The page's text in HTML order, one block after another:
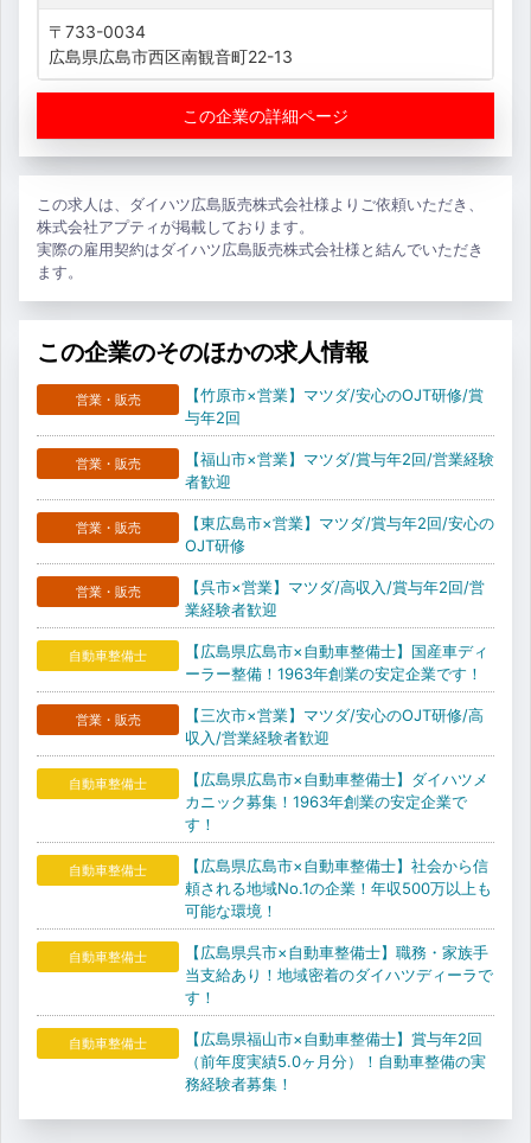
〒733-0034
広島県広島市西区南観音町22-13
この企業の詳細ページ
この求人は、ダイハツ広島販売株式会社様よりご依頼いただき、
株式会社アプティが掲載しております。
実際の雇用契約はダイハツ広島販売株式会社様と結んでいただき
ます。
この企業のそのほかの求人情報
営業・販売
【竹原市×営業】マツダ/安心のOJT研修/賞
与年2回
営業・販売
【福山市×営業】マツダ/賞与年2回/営業経験
者歓迎
営業・販売
【東広島市×営業】マツダ/賞与年2回/安心の
OJT研修
営業・販売
【呉市×営業】マツダ/高収入/賞与年2回/営
業経験者歓迎
自動車整備士
【広島県広島市×自動車整備士】国産車ディ
ーラー整備！1963年創業の安定企業です！
営業・販売
【三次市×営業】マツダ/安心のOJT研修/高
収入/営業経験者歓迎
自動車整備士
【広島県広島市×自動車整備士】ダイハツメ
カニック募集！1963年創業の安定企業で
す！
自動車整備士
【広島県広島市×自動車整備士】社会から信
頼される地域No.1の企業！年収500万以上も
可能な環境！
自動車整備士
【広島県呉市×自動車整備士】職務・家族手
当支給あり！地域密着のダイハツディーラで
す！
自動車整備士
【広島県福山市×自動車整備士】賞与年2回
（前年度実績5.0ヶ月分）！自動車整備の実
務経験者募集！